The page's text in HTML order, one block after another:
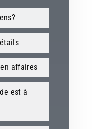
affaires
est à